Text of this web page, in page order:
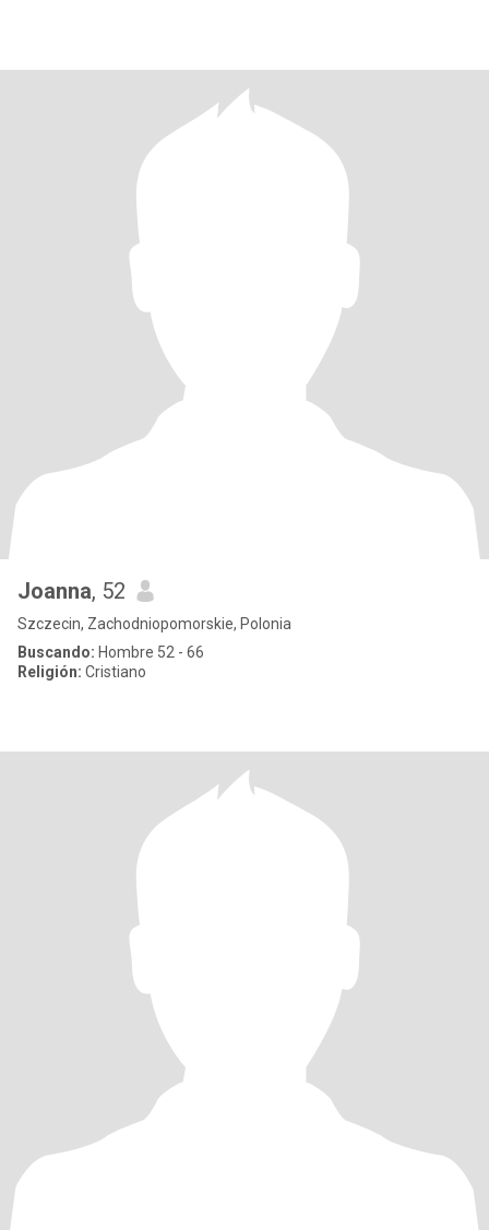
Joanna, 52
Szczecin, Zachodniopomorskie, Polonia
Buscando: Hombre 52 - 66
Religión: Cristiano